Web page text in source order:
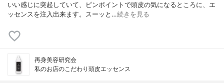
いい感じに突起していて、ピンポイントで頭皮の気になるところに、エ
ッセンスを注入出来ます。スーッと…続きを見る
再身美容研究会
私のお店のこだわり頭皮エッセンス